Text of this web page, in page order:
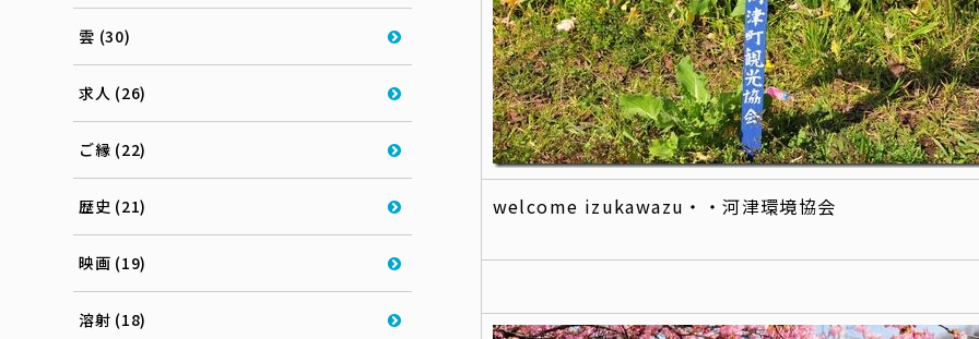
welcome izukawazu・・河津環境協会
雲 (30)
求人 (26)
ご縁 (22)
歴史 (21)
映画 (19)
溶射 (18)